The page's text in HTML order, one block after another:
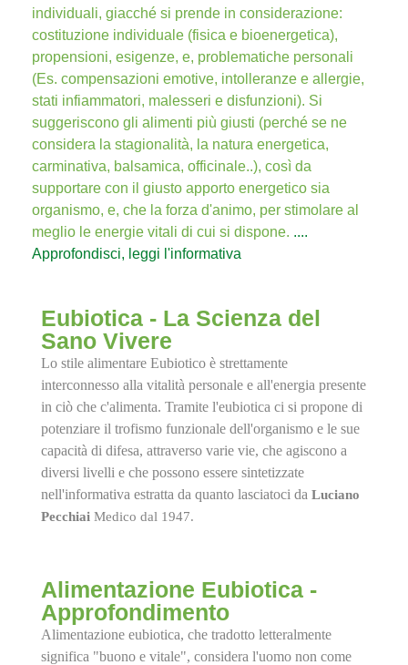
individuali, giacché si prende in considerazione:
costituzione individuale (fisica e bioenergetica),
propensioni, esigenze, e, problematiche personali
(Es. compensazioni emotive, intolleranze e allergie,
stati infiammatori, malesseri e disfunzioni). Si
suggeriscono gli alimenti più giusti (perché se ne
considera la stagionalità, la natura energetica,
carminativa, balsamica, officinale..), così da
supportare con il giusto apporto energetico sia
organismo, e, che la forza d'animo, per stimolare al
meglio le energie vitali di cui si dispone. ....
Approfondisci, leggi l'informativa
Eubiotica - La Scienza del
Sano Vivere
Lo stile alimentare Eubiotico è strettamente
interconnesso alla vitalità personale e all'energia presente
in ciò che c'alimenta. Tramite l'eubiotica ci si propone di
potenziare il trofismo funzionale dell'organismo e le sue
capacità di difesa, attraverso varie vie, che agiscono a
diversi livelli e che possono essere sintetizzate
nell'informativa estratta da quanto lasciatoci da Luciano
Pecchiai Medico dal 1947.
Alimentazione Eubiotica -
Approfondimento
Alimentazione eubiotica, che tradotto letteralmente
significa "buono e vitale", considera l'uomo non come